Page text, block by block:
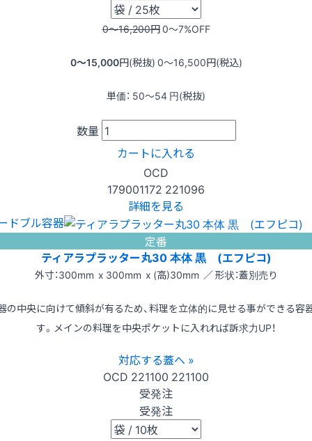
0〜16,200円0〜7%OFF
0〜15,000円(税抜) 0〜16,500円(税込)
単価： 50〜54 円(税抜)
数量
カートに入れる
OCD
179001172 221096
詳細を見る
ドブル容器
定番
ティアラプラッター丸30 本体 黒 (エフピコ)
外寸：300mm x 300mm x (高)30mm ／ 形状：蓋別売り
の中央に向けて傾斜が有るため、料理を立体的に見せる事ができる容
す。メインの料理を中央ポケットに入れれば訴求力UP！
対応する蓋へ »
OCD 221100 221100
受発注
受発注